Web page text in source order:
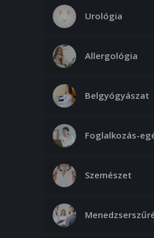
Urológia
Allergológia
Belgyógyászat
Foglalkozás-
Szemészet